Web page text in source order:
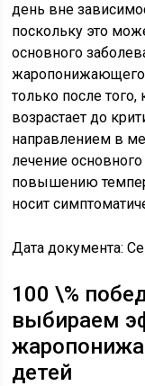
день вне
поскольку это
основного
жаропонижающего
только после того,
возрастает до
направлением в
лечение
повышению
носит
Дата документа:
100 \%
выбираем
детей